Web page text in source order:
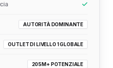
AUTORITÀ DOMINANTE
OUTLET DI LIVELLO 1 GLOBALE
205M+ POTENZIALE